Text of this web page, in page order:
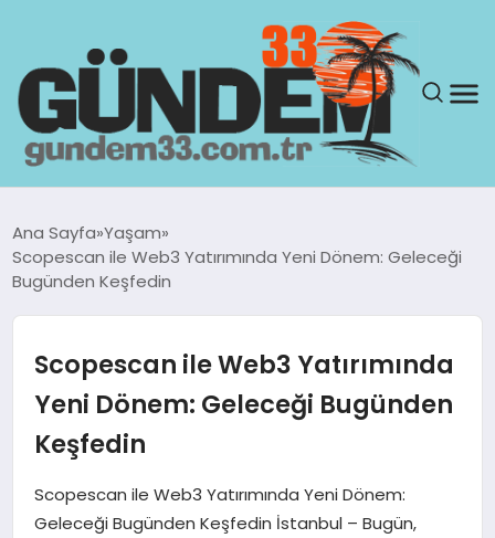
GÜNDEM
SAĞLIK
TEKNOLOJI
EKONOMI
Ana Sayfa Yaşam
Scopescan ile Web3 Yatırımında Yeni Dönem: Geleceği
Bugünden Keşfedin
Scopescan ile Web3 Yatırımında
Yeni Dönem: Geleceği Bugünden
Keşfedin
Scopescan ile Web3 Yatırımında Yeni Dönem:
Geleceği Bugünden Keşfedin İstanbul – Bugün,